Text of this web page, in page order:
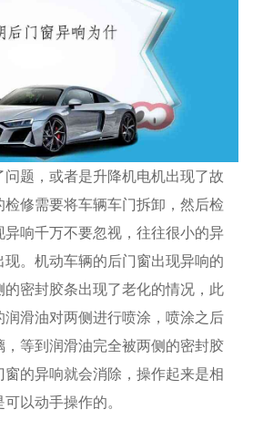
题，或者是升降机电机出现了故
修需要将车辆车门拆卸，然后检
响千万不要忽视，往往很小的异
。机动车辆的后门窗出现异响的
密封胶条出现了老化的情况，此
润滑油对两侧进行喷涂，喷涂之后
，等到润滑油完全被两侧的密封胶
的异响就会消除，操作起来是相
以动手操作的。